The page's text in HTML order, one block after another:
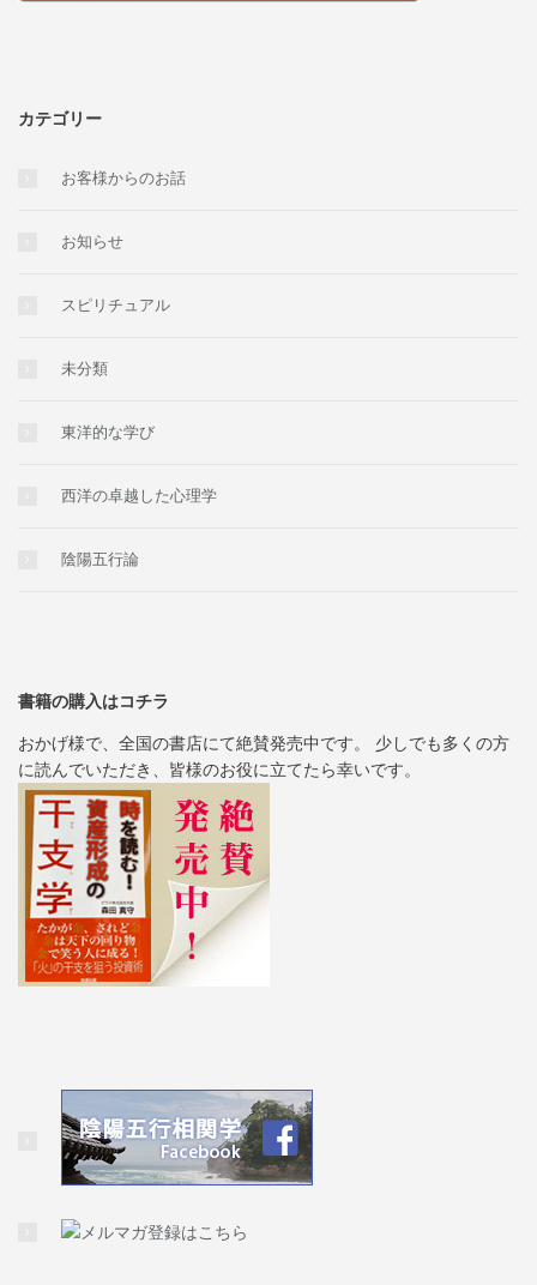
カテゴリー
お客様からのお話
お知らせ
スピリチュアル
未分類
東洋的な学び
西洋の卓越した心理学
陰陽五行論
書籍の購入はコチラ
おかげ様で、全国の書店にて絶賛発売中です。 少しでも多くの方
に読んでいただき、皆様のお役に立てたら幸いです。